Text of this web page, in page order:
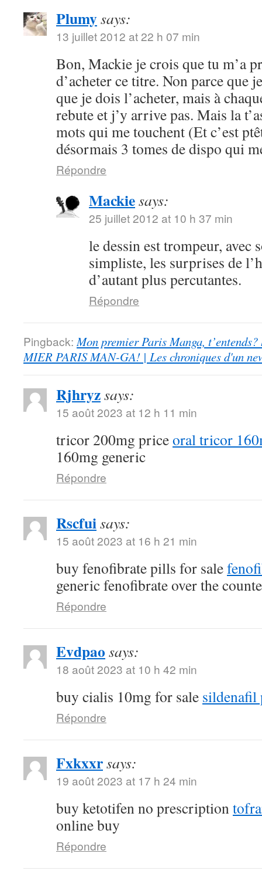
Plumysays:
13 juillet 2012 at 22 h 07 min
Bon, Mackie je crois que tu m’a
d’acheter ce titre. Non parce que
que je dois l’acheter, mais à
rebute et j’y arrive pas. Mais la
mots qui me touchent (Et c’est
désormais 3 tomes de dispo qui
Répondre
Mackiesays:
25 juillet 2012 at 10 h 37 min
le dessin est trompeur, avec
simpliste, les surprises de
d’autant plus percutantes.
Répondre
Pingback: Mon premier Paris Manga,
MIER PARIS MAN-GA! | Les chroniques d'un
Rjhryzsays:
15 août 2023 at 12 h 11 min
tricor 200mg priceoral tricor
160mg generic
Répondre
Rscfuisays:
15 août 2023 at 16 h 21 min
buy fenofibrate pills for sale
generic fenofibrate over the
Répondre
Evdpao says:
18 août 2023 at 10 h 42 min
buy cialis 10mg for sale sildenafil
Répondre
Fxkxxrsays:
19 août 2023 at 17 h 24 min
buy ketotifen no prescription
online buy
Répondre